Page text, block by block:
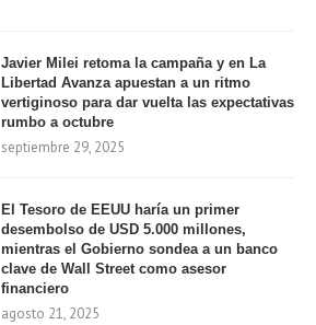
Javier Milei retoma la campaña y en La
Libertad Avanza apuestan a un ritmo
vertiginoso para dar vuelta las expectativas
rumbo a octubre
septiembre 29, 2025
El Tesoro de EEUU haría un primer
desembolso de USD 5.000 millones,
mientras el Gobierno sondea a un banco
clave de Wall Street como asesor
financiero
agosto 21, 2025